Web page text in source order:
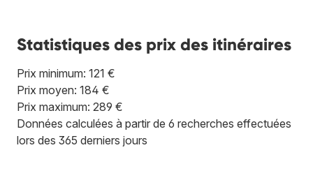
Statistiques des prix des itinéraires
Prix minimum: 121 €
Prix moyen: 184 €
Prix maximum: 289 €
Données calculées à partir de 6 recherches effectuées
lors des 365 derniers jours